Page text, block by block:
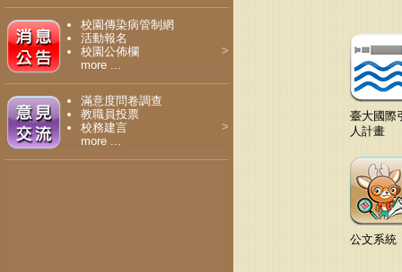
校園傳染病管制網
活動報名
校園公佈欄
more ...
>
滿意度問卷調查
教職員投票
校務建言
more ...
>
臺大國際
人計畫
公文系統